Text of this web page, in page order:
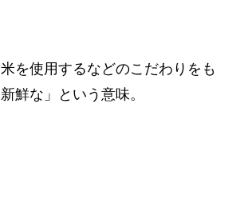
を使用するなどのこだわりをも
鮮な」という意味。